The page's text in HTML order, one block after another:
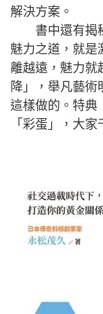
解決方案。
書中還有揭秘
魅力之道，就是
離越遠，魅力就
降」，舉凡藝術
這樣做的。特典
「彩蛋」，大家